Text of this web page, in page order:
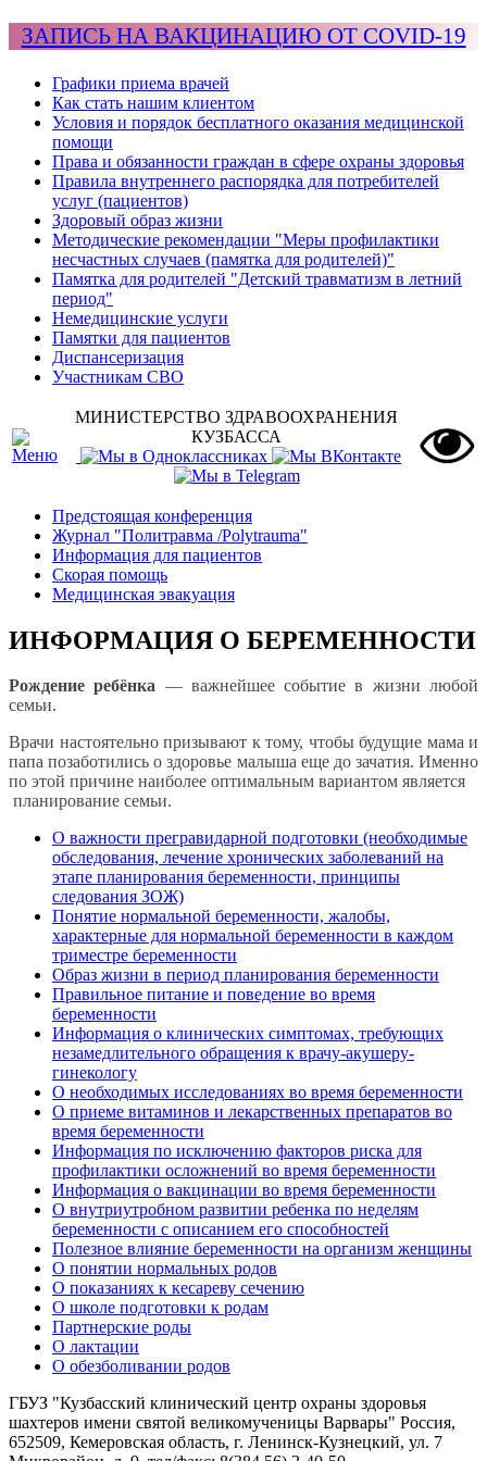
ЗАПИСЬ НА ВАКЦИНАЦИЮ ОТ COVID-19
Графики приема врачей
Как стать нашим клиентом
Условия и порядок бесплатного оказания медицинской
помощи
Права и обязанности граждан в сфере охраны здоровья
Правила внутреннего распорядка для потребителей
услуг (пациентов)
Здоровый образ жизни
Методические рекомендации "Меры профилактики
несчастных случаев (памятка для родителей)"
Памятка для родителей "Детский травматизм в летний
период"
Немедицинские услуги
Памятки для пациентов
Диспансеризация
Участникам СВО
МИНИСТЕРСТВО ЗДРАВООХРАНЕНИЯ
КУЗБАССА
Предстоящая конференция
Журнал "Политравма /Polytrauma"
Информация для пациентов
Скорая помощь
Медицинская эвакуация
ИНФОРМАЦИЯ О БЕРЕМЕННОСТИ
Рождение ребёнка — важнейшее событие в жизни любой
семьи.
Врачи настоятельно призывают к тому, чтобы будущие мама и
папа позаботились о здоровье малыша еще до зачатия. Именно
по этой причине наиболее оптимальным вариантом является
планирование семьи.
О важности прегравидарной подготовки (необходимые
обследования, лечение хронических заболеваний на
этапе планирования беременности, принципы
следования ЗОЖ)
Понятие нормальной беременности, жалобы,
характерные для нормальной беременности в каждом
триместре беременности
Образ жизни в период планирования беременности
Правильное питание и поведение во время
беременности
Информация о клинических симптомах, требующих
незамедлительного обращения к врачу-акушеру-
гинекологу
О необходимых исследованиях во время беременности
О приеме витаминов и лекарственных препаратов во
время беременности
Информация по исключению факторов риска для
профилактики осложнений во время беременности
Информация о вакцинации во время беременности
О внутриутробном развитии ребенка по неделям
беременности с описанием его способностей
Полезное влияние беременности на организм женщины
О понятии нормальных родов
О показаниях к кесареву сечению
О школе подготовки к родам
Партнерские роды
О лактации
О обезболивании родов
ГБУЗ "Кузбасский клинический центр охраны здоровья
шахтеров имени святой великомученицы Варвары" Россия,
652509, Кемеровская область, г. Ленинск-Кузнецкий, ул. 7